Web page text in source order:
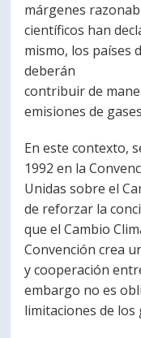
márgenes
científicos han
mismo, los países
deberán
contribuir de
emisiones de
En este contexto,
1992 en la
Unidas sobre el
de reforzar la
que el Cambio
Convención crea
y cooperación
embargo no es
limitaciones de los